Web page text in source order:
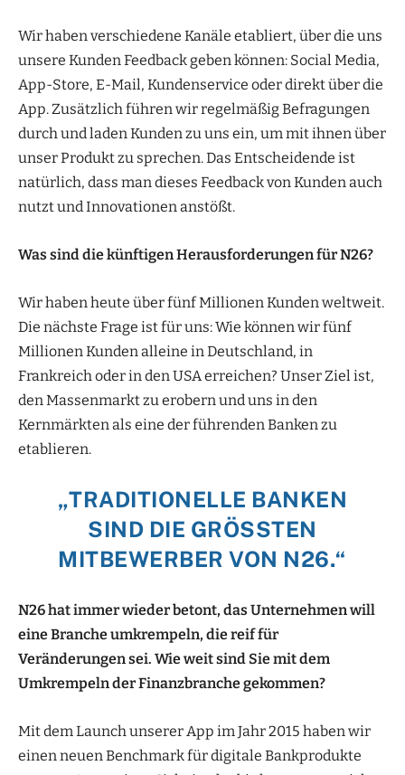
Wir haben verschiedene Kanäle etabliert, über die uns
unsere Kunden Feedback geben können: Social Media,
App-Store, E-Mail, Kundenservice oder direkt über die
App. Zusätzlich führen wir regelmäßig Befragungen
durch und laden Kunden zu uns ein, um mit ihnen über
unser Produkt zu sprechen. Das Entscheidende ist
natürlich, dass man dieses Feedback von Kunden auch
nutzt und Innovationen anstößt.
Was sind die künftigen Herausforderungen für N26?
Wir haben heute über fünf Millionen Kunden weltweit.
Die nächste Frage ist für uns: Wie können wir fünf
Millionen Kunden alleine in Deutschland, in
Frankreich oder in den USA erreichen? Unser Ziel ist,
den Massenmarkt zu erobern und uns in den
Kernmärkten als eine der führenden Banken zu
etablieren.
„TRADITIONELLE BANKEN
SIND DIE GRÖSSTEN M
ITBEWERBER VON N26.“
N26 hat immer wieder betont, das Unternehmen will
eine Branche umkrempeln, die reif für
Veränderungen sei. Wie weit sind Sie mit dem
Umkrempeln der Finanzbranche gekommen?
Mit dem Launch unserer App im Jahr 2015 haben wir
einen neuen Benchmark für digitale Bankprodukte